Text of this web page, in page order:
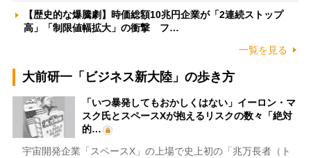
【歴史的な爆騰劇】時価総額10兆円企業が「2連続ストップ
高」「制限値幅拡大」の衝撃 フ…
一覧を見る
大前研一「ビジネス新大陸」の歩き方
「いつ暴発してもおかしくはない」イーロン・マ
スク氏とスペースXが抱えるリスクの数々「絶対
的…
宇宙開発企業「スペースX」の上場で史上初の「兆万長者（ト